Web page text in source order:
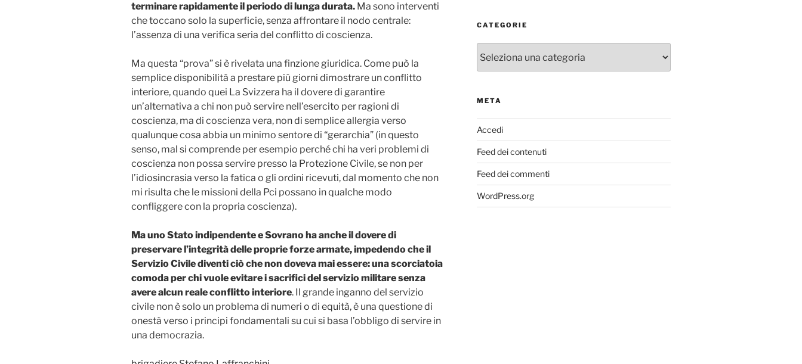
terminare rapidamente il periodo di lunga durata. Ma sono interventi
che toccano solo la superficie, senza affrontare il nodo centrale:
l’assenza di una verifica seria del conflitto di coscienza.
Ma questa “prova” si è rivelata una finzione giuridica. Come può la
semplice disponibilità a prestare più giorni dimostrare un conflitto
interiore, quando quei La Svizzera ha il dovere di garantire
un’alternativa a chi non può servire nell’esercito per ragioni di
coscienza, ma di coscienza vera, non di semplice allergia verso
qualunque cosa abbia un minimo sentore di “gerarchia” (in questo
senso, mal si comprende per esempio perché chi ha veri problemi di
coscienza non possa servire presso la Protezione Civile, se non per
l’idiosincrasia verso la fatica o gli ordini ricevuti, dal momento che non
mi risulta che le missioni della Pci possano in qualche modo
confliggere con la propria coscienza).
Ma uno Stato indipendente e Sovrano ha anche il dovere di
preservare l’integrità delle proprie forze armate, impedendo che il
Servizio Civile diventi ciò che non doveva mai essere: una scorciatoia
comoda per chi vuole evitare i sacrifici del servizio militare senza
avere alcun reale conflitto interiore. Il grande inganno del servizio
civile non è solo un problema di numeri o di equità, è una questione di
onestà verso i principi fondamentali su cui si basa l’obbligo di servire in
una democrazia.
CATEGORIE
META
Accedi
Feed dei contenuti
Feed dei commenti
WordPress.org